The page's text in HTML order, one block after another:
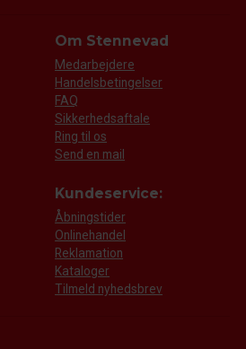
Om Stennevad
Medarbejdere
Handelsbetingelser
FAQ
Sikkerhedsaftale
Ring til os
Send en mail
Kundeservice:
Åbningstider
Onlinehandel
Reklamation
Kataloger
Tilmeld nyhedsbrev